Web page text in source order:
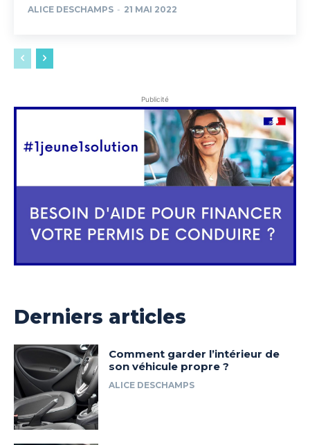
ALICE DESCHAMPS - 21 MAI 2022
Publicité
Derniers articles
Comment garder l’intérieur de
son véhicule propre ?
ALICE DESCHAMPS